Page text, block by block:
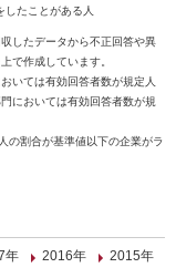
したことがある人
したデータから不正回答や異
で作成しています。
いては有効回答者数が規定人
においては有効回答者数が規
の割合が基準値以下の企業がラ
年 2016年
2015年